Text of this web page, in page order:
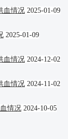
血情况 2025-01-09
2025-01-09
血情况 2024-12-02
血情况 2024-11-02
情况 2024-10-05